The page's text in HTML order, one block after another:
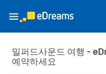
밀퍼드사운드 여행 -
예약하세요